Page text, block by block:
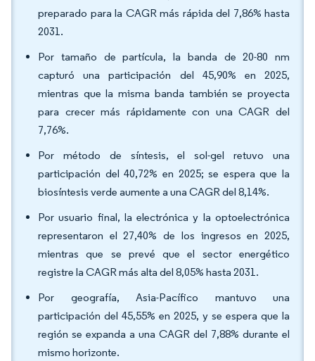
preparado para la CAGR más rápida del 7,86% hasta
2031.
Por tamaño de partícula, la banda de 20-80 nm
capturó una participación del 45,90% en 2025,
mientras que la misma banda también se proyecta
para crecer más rápidamente con una CAGR del
7,76%.
Por método de síntesis, el sol-gel retuvo una
participación del 40,72% en 2025; se espera que la
biosíntesis verde aumente a una CAGR del 8,14%.
Por usuario final, la electrónica y la optoelectrónica
representaron el 27,40% de los ingresos en 2025,
mientras que se prevé que el sector energético
registre la CAGR más alta del 8,05% hasta 2031.
Por geografía, Asia-Pacífico mantuvo una
participación del 45,55% en 2025, y se espera que la
región se expanda a una CAGR del 7,88% durante el
mismo horizonte.